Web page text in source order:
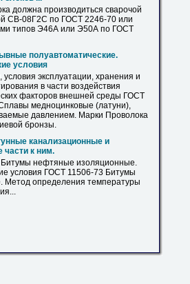
должна производиться сварочой
СВ-08Г2С по ГОСТ 2246-70 или
типов Э46А или Э50А по ГОСТ
полуавтоматические.
условия
условия эксплуатации, хранения и
в части воздействия
факторов внешней среды ГОСТ
медноцинковые (латуни),
давлением. Марки Проволока
бронзы.
канализационные и
к ним.
нефтяные изоляционные.
условия ГОСТ 11506-73 Битумы
Метод определения температуры